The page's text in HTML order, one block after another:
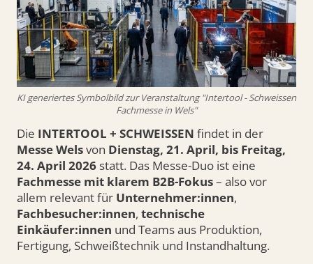
KI generiertes Symbolbild zur Veranstaltung "Intertool - Schweissen
Fachmesse in Wels"
Die INTERTOOL + SCHWEISSEN findet in der
Messe Welsvon Dienstag, 21. April, bis Freitag,
24. April 2026 statt. Das Messe-Duo ist eine
Fachmesse mit klarem B2B-Fokus– also vor
allem relevant für Unternehmer:innen,
Fachbesucher:innen, technische
Einkäufer:innen und Teams aus Produktion,
Fertigung, Schweißtechnik und Instandhaltung.